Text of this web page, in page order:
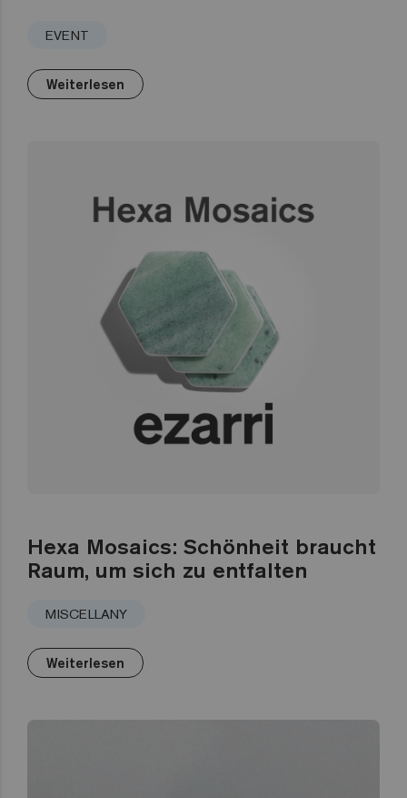
EVENT
Weiterlesen
Hexa Mosaics: Schönheit braucht
Raum, um sich zu entfalten
MISCELLANY
Weiterlesen